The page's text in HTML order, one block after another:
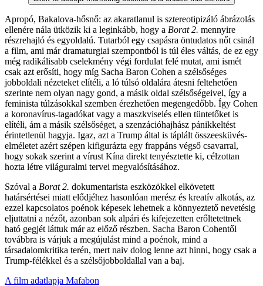
Apropó, Bakalova-hősnő: az akaratlanul is sztereotipizáló ábrázolás
ellenére nála ütközik ki a leginkább, hogy a Borat 2. mennyire
részrehajló és egyoldalú. Tutarból egy csapásra öntudatos nőt csinál
a film, ami már dramaturgiai szempontból is túl éles váltás, de ez egy
még radikálisabb cselekmény végi fordulat felé mutat, ami ismét
csak azt erősíti, hogy míg Sacha Baron Cohen a szélsőséges
jobboldali nézeteket elítéli, a ló túlsó oldalára átesni feltehetően
szerinte nem olyan nagy gond, a másik oldal szélsőségeivel, így a
feminista túlzásokkal szemben érezhetően megengedőbb. Így Cohen
a koronavírus-tagadókat vagy a maszkviselés ellen tüntetőket is
elítéli, ám a másik szélsőséget, a szenzációhajhász pánikkeltést
érintetlenül hagyja. Igaz, azt a Trump által is táplált összeesküvés-
elméletet azért szépen kifigurázta egy frappáns végső csavarral,
hogy sokak szerint a vírust Kína direkt tenyésztette ki, célzottan
hozta létre világuralmi tervei megvalósításához.
Szóval a Borat 2. dokumentarista eszközökkel elkövetett
határsértései miatt elődjéhez hasonlóan merész és kreatív alkotás, az
ezzel kapcsolatos poénok képesek lehetnek a könnyeztető nevetésig
eljuttatni a nézőt, azonban sok alpári és kifejezetten erőltetettnek
ható gegjét láttuk már az előző részben. Sacha Baron Cohentől
továbbra is várjuk a megújulást mind a poénok, mind a
társadalomkritika terén, mert naiv dolog lenne azt hinni, hogy csak a
Trump-félékkel és a szélsőjobboldallal van a baj.
A film adatlapja Mafabon